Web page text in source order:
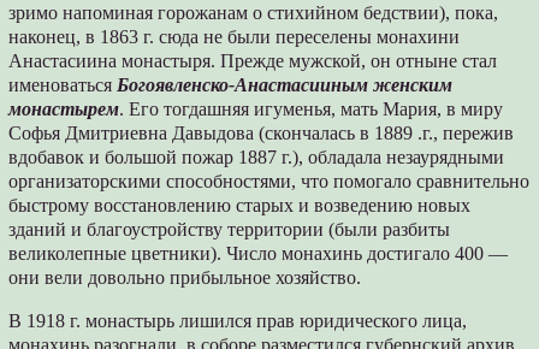
зримо напоминая горожанам о стихийном бедствии), пока,
наконец, в 1863 г. сюда не были переселены монахини
Анастасиина монастыря. Прежде мужской, он отныне стал
именоваться Богоявленско-Анастасииным женским
монастырем. Его тогдашняя игуменья, мать Мария, в миру
Софья Дмитриевна Давыдова (скончалась в 1889 .г., пережив
вдобавок и большой пожар 1887 г.), обладала незаурядными
организаторскими способностями, что помогало сравнительно
быстрому восстановлению старых и возведению новых
зданий и благоустройству территории (были разбиты
великолепные цветники). Число монахинь достигало 400 —
они вели довольно прибыльное хозяйство.
В 1918 г. монастырь лишился прав юридического лица,
монахинь разогнали, в соборе разместился губернский архив,